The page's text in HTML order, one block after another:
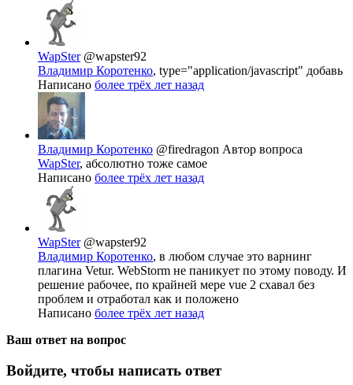
WapSter @wapster92
Владимир Коротенко, type="application/javascript" добавь
Написано более трёх лет назад
Владимир Коротенко @firedragon Автор вопроса
WapSter, абсолютно тоже самое
Написано более трёх лет назад
WapSter @wapster92
Владимир Коротенко, в любом случае это варнинг
плагина Vetur. WebStorm не паникует по этому поводу. И
решение рабочее, по крайней мере vue 2 схавал без
проблем и отработал как и положено
Написано более трёх лет назад
Ваш ответ на вопрос
Войдите, чтобы написать ответ